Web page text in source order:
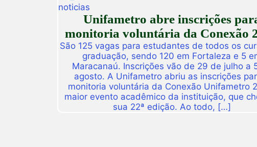
noticias
Unifametro abre inscrições
monitoria voluntária da Conexão
São 125 vagas para estudantes de todos os
graduação, sendo 120 em Fortaleza e 5
Maracanaú. Inscrições vão de 29 de julho a
agosto. A Unifametro abriu as inscrições
monitoria voluntária da Conexão Unifametro
maior evento acadêmico da instituição, que
sua 22ª edição. Ao todo, […]